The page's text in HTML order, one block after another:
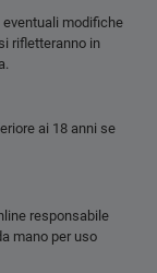
modifiche
rifletteranno in
ai 18 anni se
responsabile
mano per uso